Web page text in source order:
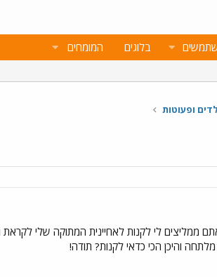
בלוגים המומחים
ופעוטות
ממליצים לי לקנות לאחיינית המתוקה שלי
והיכן הכי כדאי לקנות? תודה!